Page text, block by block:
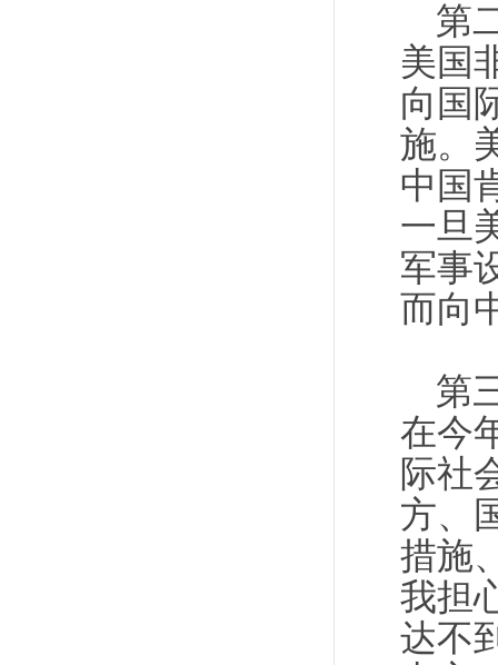
第
美国
向国
施。
中国
一旦
军事
而向
第
在今
际社
方、
措施
我担
达不